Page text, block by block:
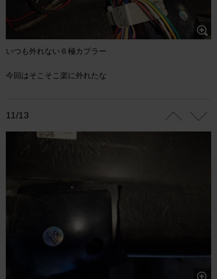
いつも外れない６極カプラー
今回はそこそこ楽に外れたな
11/13